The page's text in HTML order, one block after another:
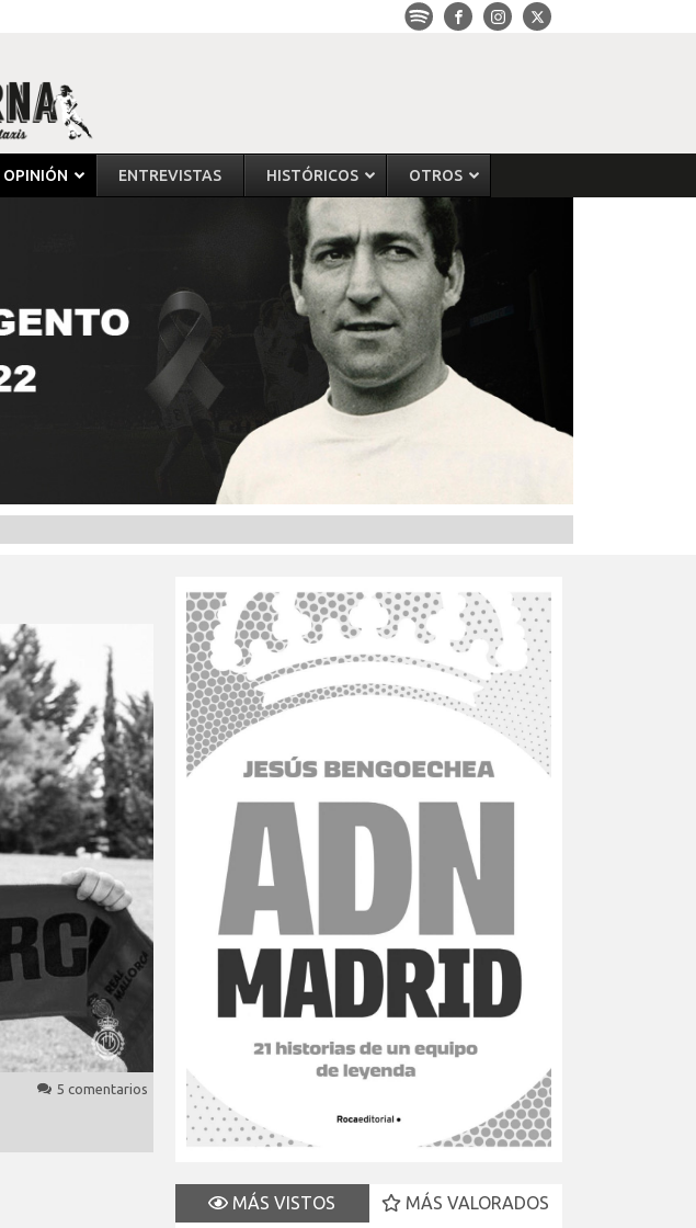
OPINIÓN ENTREVISTAS HISTÓRICOS OTROS
5 comentarios
MÁS VISTOS
MÁS VALORADOS